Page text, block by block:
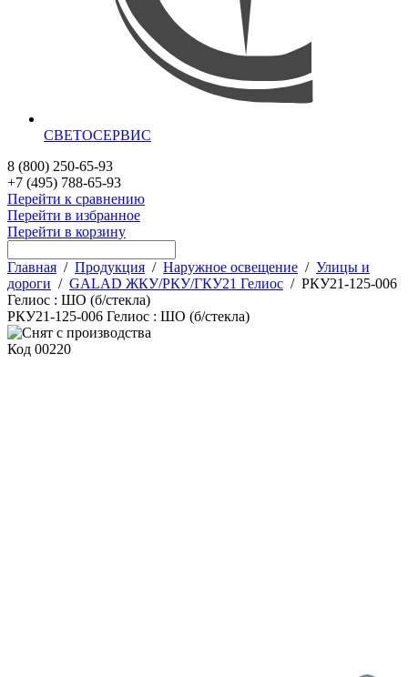
СВЕТОСЕРВИС
8 (800) 250-65-93
+7 (495) 788-65-93
Перейти к сравнению
Перейти в избранное
Перейти в корзину
Главная / Продукция / Наружное освещение / Улицы и
дороги / GALAD ЖКУ/РКУ/ГКУ21 Гелиос / РКУ21-125-006
Гелиос : ШО (б/стекла)
РКУ21-125-006 Гелиос : ШО (б/стекла)
Код 00220